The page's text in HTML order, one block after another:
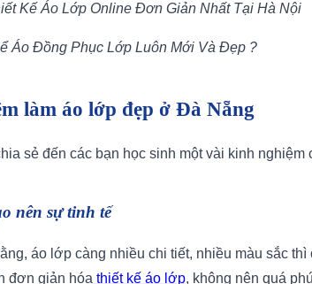
Kế Áo Lớp Online Đơn Giản Nhất Tại Hà Nội
Áo Đồng Phục Lớp Luôn Mới Và Đẹp ?
làm áo lớp đẹp ở Đà Nẵng
sẻ đến các bạn học sinh một vài kinh nghiệm
nên sự tinh tế
áo lớp càng nhiều chi tiết, nhiều màu sắc
đơn giản hóa thiết kế áo lớp, không nên quá